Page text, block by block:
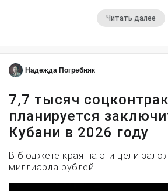
Читать далее
Надежда Погребняк
7,7 тысяч
планируется
Кубани в 2026 году
В бюджете края на эти цели
миллиарда рублей